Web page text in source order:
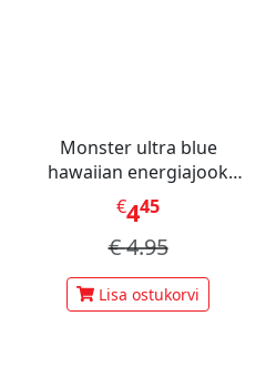
Monster ultra blue
hawaiian energiajook
473ml
€445
€4.95
Lisa ostukorvi